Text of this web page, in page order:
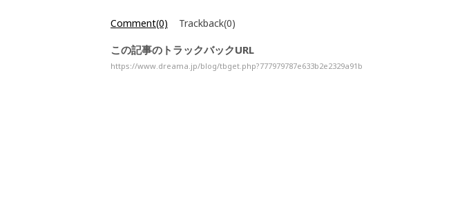
Comment(0) Trackback(0)
この記事のトラックバックURL
https://www.dreama.jp/blog/tbget.php?777979787e633b2e2329a91b